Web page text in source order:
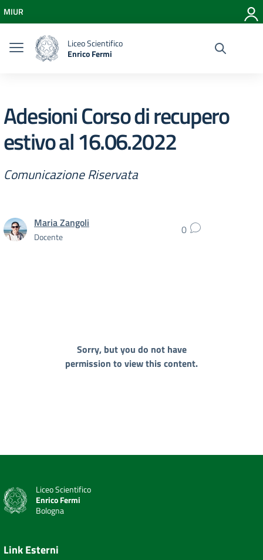
Vai al menu di navigazione
Vai al footer
MIUR
Liceo Scientifico
Enrico Fermi
Adesioni Corso di recupero
estivo al 16.06.2022
Comunicazione Riservata
Maria Zangoli
Docente 0
Sorry, but you do not have
permission to view this content.
Liceo Scientifico
Enrico Fermi
Bologna
Link Esterni